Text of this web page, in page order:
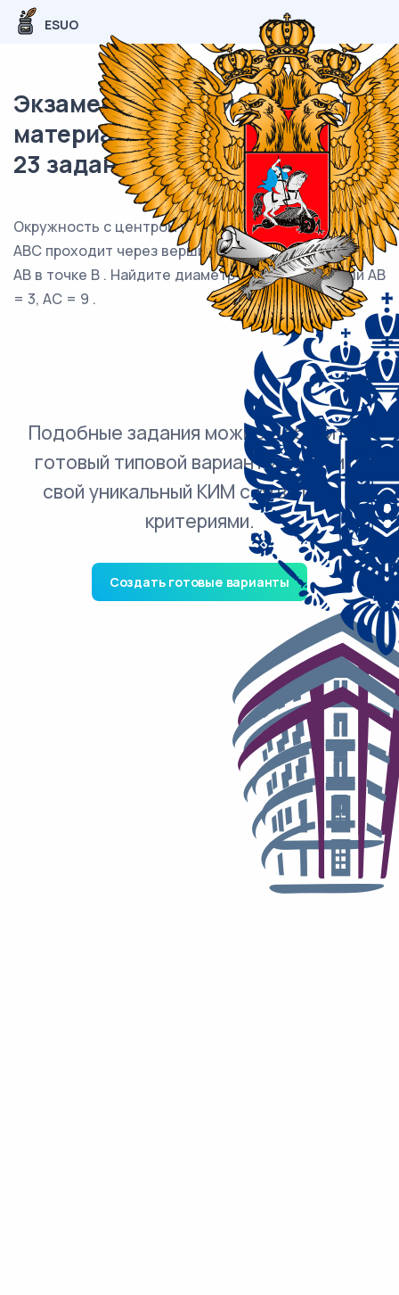
ESUO
Экзаменационный (типовой)
материал ОГЭ / Математика /
23 задания (24) / 80
Окружность с центром на стороне AC треугольника
ABC проходит через вершину C и касается прямой
AB в точке B . Найдите диаметр окружности, если AB
= 3, AC = 9 .
Подобные задания можно добавить в
готовый типовой вариант и получить
свой уникальный КИМ с ответами и
критериями.
Создать готовые варианты